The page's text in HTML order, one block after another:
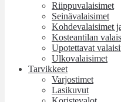
Riippuvalaisimet
Seinävalaisimet
Kohdevalaisimet
Kosteantilan
Upotettavat
Ulkovalaisimet
Tarvikkeet
Varjostimet
Lasikuvut